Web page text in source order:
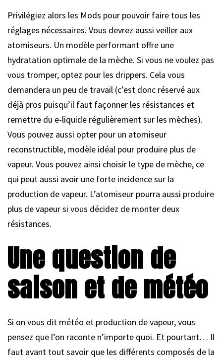
Privilégiez alors les Mods pour pouvoir faire tous les
réglages nécessaires. Vous devrez aussi veiller aux
atomiseurs. Un modèle performant offre une
hydratation optimale de la mèche. Si vous ne voulez pas
vous tromper, optez pour les drippers. Cela vous
demandera un peu de travail (c’est donc réservé aux
déjà pros puisqu’il faut façonner les résistances et
remettre du e-liquide régulièrement sur les mèches).
Vous pouvez aussi opter pour un atomiseur
reconstructible, modèle idéal pour produire plus de
vapeur. Vous pouvez ainsi choisir le type de mèche, ce
qui peut aussi avoir une forte incidence sur la
production de vapeur. L’atomiseur pourra aussi produire
plus de vapeur si vous décidez de monter deux
résistances.
Une question de
saison et de météo
Si on vous dit météo et production de vapeur, vous
pensez que l’on raconte n’importe quoi. Et pourtant… Il
faut avant tout savoir que les différents composés de la